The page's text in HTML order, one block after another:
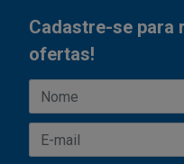
Cadastre-se para
ofertas!